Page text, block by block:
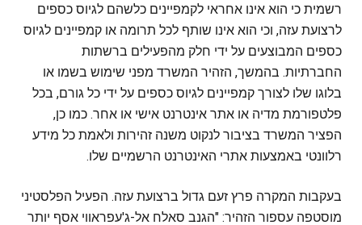
רשמית כי הוא אינו אחראי לקמפיינים כלשהם לגיוס כספים
לרצועת עזה, וכי הוא אינו שותף לכל תרומה או קמפיינים לגיוס
כספים המבוצעים על ידי חלק מהפעילים ברשתות
החברתיות. בהמשך, הזהיר המשרד מפני שימוש בשמו או
בלוגו שלו לצורך קמפיינים לגיוס כספים על ידי כל גורם, בכל
פלטפורמת מדיה או אתר אינטרנט אישי או אחר. כמו כן,
הפציר המשרד בציבור לנקוט משנה זהירות ולאמת כל מידע
רלוונטי באמצעות אתרי האינטרנט הרשמיים שלו.
בעקבות המקרה פרץ זעם גדול ברצועת עזה. הפעיל הפלסטיני
מוסטפה עספור הזהיר: "הגנב סאלח אל-ג'עפראווי אסף יותר